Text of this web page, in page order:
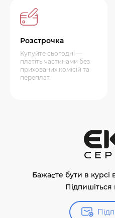
Розстрочка
Купуйте сьогодні —
платіть частинами без
прихованих комісій та
переплат.
Бажаєте бути в курсі